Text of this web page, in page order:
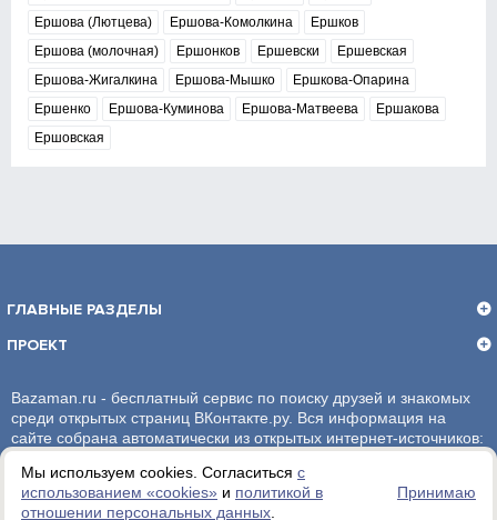
Мы используем cookies. Согласиться с
использованием «сookies» и политикой в
отношении персональных данных
Принимаю
Ершова (Лютцева)
Ершова-Комолкина
Ершков
Ершова (молочная)
Ершонков Ершевски
Ершевская
Ершова-Жигалкина
Ершова-Мышко
Ершкова-Опарина
Ершенко
Ершова-Куминова Ершова-Матвеева
Ершакова
Ершовская
ГЛАВНЫЕ РАЗДЕЛЫ
ПРОЕКТ
Bazaman.ru - бесплатный сервис по поиску друзей и знакомых
среди открытых страниц ВКонтакте.ру. Вся информация на
сайте собрана автоматически из открытых интернет-источников:
администрация сайта ответственности не несет.
Политика обработки персональных данных